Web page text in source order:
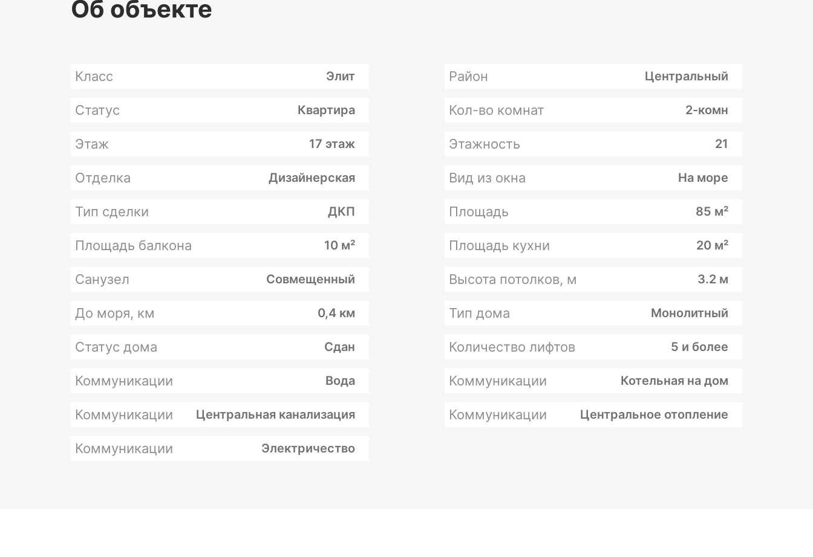
Об объекте
Класс Элит Район Центральный
Статус Квартира Кол-во комнат 2-комн
Этаж 17 этаж Этажность 21
Отделка Дизайнерская Вид из окна На море
Тип сделки ДКП Площадь 85 м²
Площадь балкона 10 м² Площадь кухни 20 м²
Санузел Совмещенный Высота потолков, м 3.2 м
До моря, км 0,4 км Тип дома Монолитный
Статус дома Сдан Количество лифтов 5 и более
Коммуникации Вода Коммуникации Котельная на дом
Коммуникации Центральная канализация Коммуникации Центральное отопление
Коммуникации Электричество